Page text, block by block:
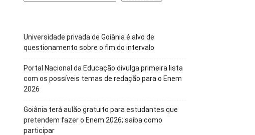
Universidade privada de Goiânia é alvo de
questionamento sobre o fim do intervalo
Portal Nacional da Educação divulga primeira lista
com os possíveis temas de redação para o Enem
2026
Goiânia terá aulão gratuito para estudantes que
pretendem fazer o Enem 2026; saiba como
participar